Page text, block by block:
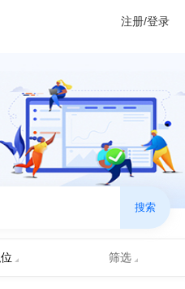
注册/登录
搜索
筛选